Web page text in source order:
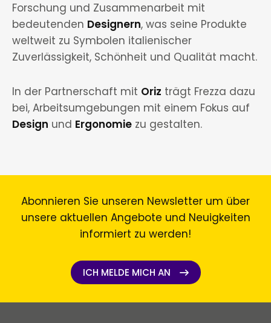
Forschung und Zusammenarbeit mit
bedeutenden Designern, was seine Produkte
weltweit zu Symbolen italienischer
Zuverlässigkeit, Schönheit und Qualität macht.
In der Partnerschaft mit Oriz trägt Frezza dazu
bei, Arbeitsumgebungen mit einem Fokus auf
Design und Ergonomie zu gestalten.
Abonnieren Sie unseren Newsletter um über
unsere aktuellen Angebote und Neuigkeiten
informiert zu werden!
ICH MELDE MICH AN